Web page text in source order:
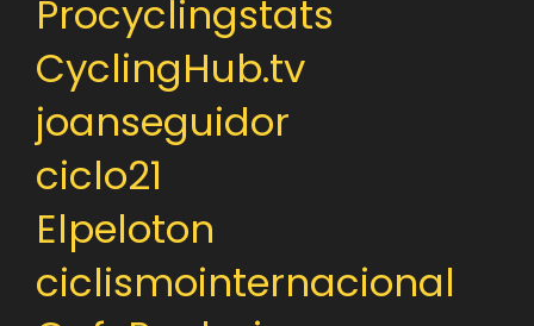
Procyclingstats
CyclingHub.tv
joanseguidor
ciclo21
Elpeloton
ciclismointernacional